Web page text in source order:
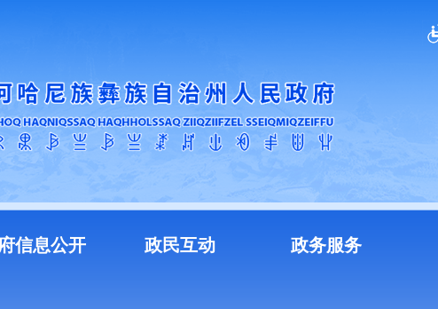
信息公开 政民互动 政务服务